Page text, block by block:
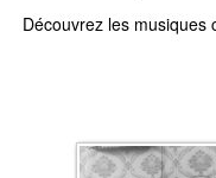
Découvrez les musiques